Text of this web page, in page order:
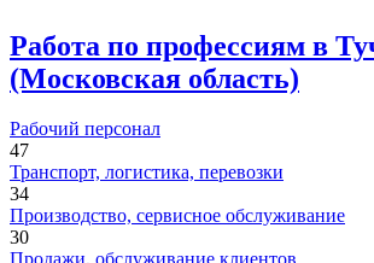
Работа по профессиям в
(Московская область)
Рабочий персонал
47
Транспорт, логистика, перевозки
34
Производство, сервисное обслуживание
30